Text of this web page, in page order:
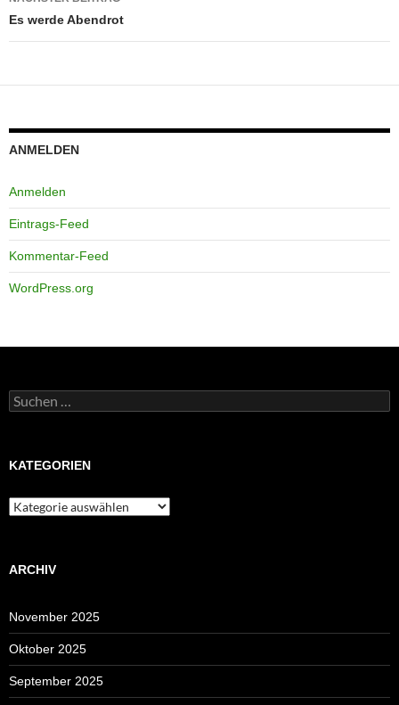
Es werde Abendrot
ANMELDEN
Anmelden
Eintrags-Feed
Kommentar-Feed
WordPress.org
Suchen
nach:
KATEGORIEN
Kategorien
ARCHIV
November 2025
Oktober 2025
September 2025